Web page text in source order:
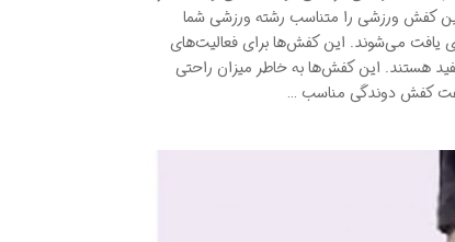
کفش ورزشی را متناسب رشته ورزشی شما
می‌شوند. این کفش‌ها برای فعالیت‌های
هستند. این کفش‌ها به خاطر میزان راحتی
کفش دوندگی مناسب …